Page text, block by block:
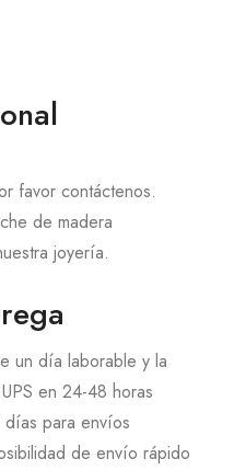
favor contáctenos.
de madera
joyería.
un día laborable y la
en 24-48 horas
para envíos
de envío rápido